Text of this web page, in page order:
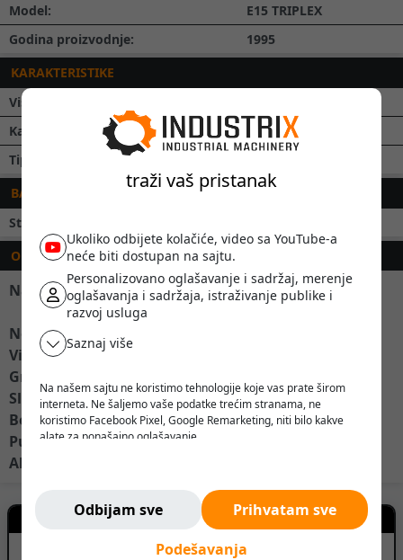
traži vaš pristanak
Ukoliko odbijete kolačiće, video sa YouTube-a
neće biti dostupan na sajtu.
Personalizovano oglašavanje i sadržaj, merenje
oglašavanja i sadržaja, istraživanje publike i
razvoj usluga
Saznaj više
Na našem sajtu ne koristimo tehnologije koje vas prate širom
interneta. Ne šaljemo vaše podatke trećim stranama, ne
koristimo Facebook Pixel, Google Remarketing, niti bilo kakve
alate za ponašajno oglašavanje.
Odbijam sve
Prihvatam sve
Podešavanja
Model:
E15 TRIPLEX
Godina proizvodnje:
1995
KARAKTERISTIKE
Visina podizanja:
Kapacitet podizanja:
1500
kg
Tip jarbola:
BATERIJA
Stanje baterije:
OPIS
Na prodaju elektro viljuškar Linde E15
Nosivost: 1500kg
Visina dizanja: 4,2m
Gradjena visina: 1,92m
Slobodno dizanje
Bočni pomak
Pune gume
Aku 2019
Kontakt prodavca